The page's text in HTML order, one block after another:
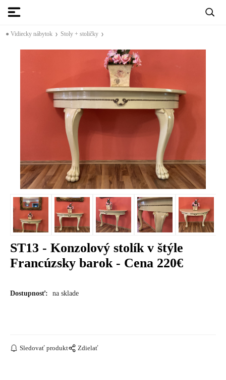
● Vidiecky nábytok Stoly + stoličky
ST13 - Konzolový stolík v štýle
Francúzsky barok - Cena 220€
Dostupnosť: na sklade
Sledovať produkt Zdielať